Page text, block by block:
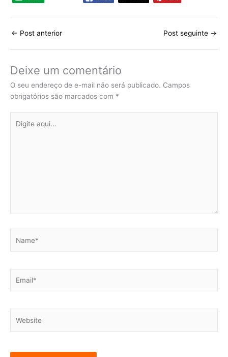
← Post anterior Post seguinte →
Deixe um comentário
O seu endereço de e-mail não será publicado. Campos
obrigatórios são marcados com *
aqui...